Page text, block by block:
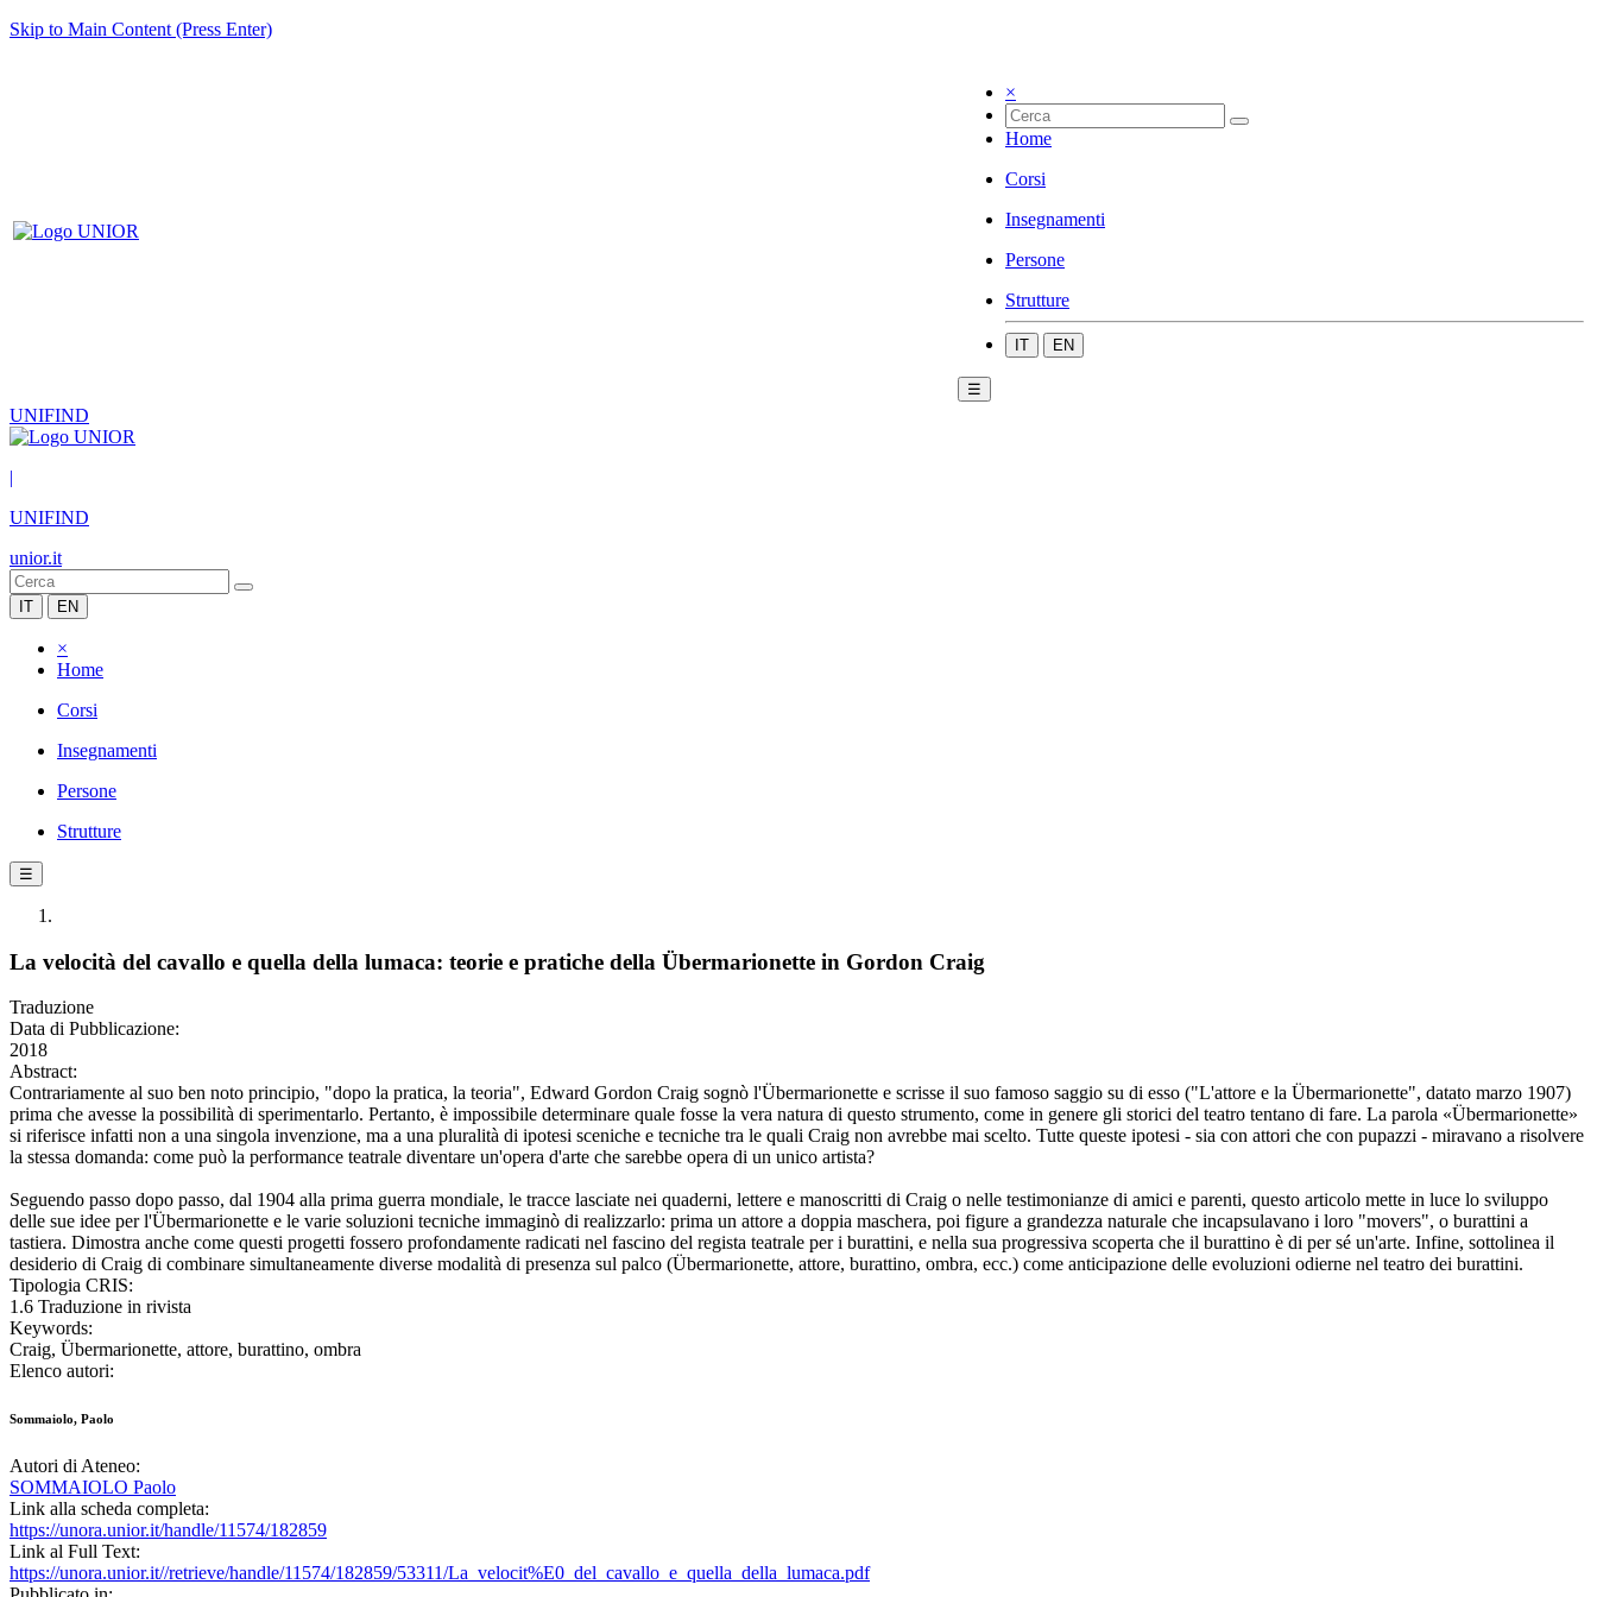
Skip to Main Content (Press Enter)
×
Home
Corsi
Insegnamenti
Persone
Strutture
IT EN
☰
UNIFIND
|
UNIFIND
unior.it
IT EN
×
Home
Corsi
Insegnamenti
Persone
Strutture
☰
La velocità del cavallo e quella della lumaca: teorie e pratiche della Übermarionette in Gordon Craig
Traduzione
Data di Pubblicazione:
2018
Abstract:
Contrariamente al suo ben noto principio, "dopo la pratica, la teoria", Edward Gordon Craig sognò l'Übermarionette e scrisse il suo famoso saggio su di esso ("L'attore e la Übermarionette", datato marzo 1907)
prima che avesse la possibilità di sperimentarlo. Pertanto, è impossibile determinare quale fosse la vera natura di questo strumento, come in genere gli storici del teatro tentano di fare. La parola «Übermarionette»
si riferisce infatti non a una singola invenzione, ma a una pluralità di ipotesi sceniche e tecniche tra le quali Craig non avrebbe mai scelto. Tutte queste ipotesi - sia con attori che con pupazzi - miravano a risolvere
la stessa domanda: come può la performance teatrale diventare un'opera d'arte che sarebbe opera di un unico artista?
Seguendo passo dopo passo, dal 1904 alla prima guerra mondiale, le tracce lasciate nei quaderni, lettere e manoscritti di Craig o nelle testimonianze di amici e parenti, questo articolo mette in luce lo sviluppo
delle sue idee per l'Übermarionette e le varie soluzioni tecniche immaginò di realizzarlo: prima un attore a doppia maschera, poi figure a grandezza naturale che incapsulavano i loro "movers", o burattini a
tastiera. Dimostra anche come questi progetti fossero profondamente radicati nel fascino del regista teatrale per i burattini, e nella sua progressiva scoperta che il burattino è di per sé un'arte. Infine, sottolinea il
desiderio di Craig di combinare simultaneamente diverse modalità di presenza sul palco (Übermarionette, attore, burattino, ombra, ecc.) come anticipazione delle evoluzioni odierne nel teatro dei burattini.
Tipologia CRIS:
1.6 Traduzione in rivista
Keywords:
Craig, Übermarionette, attore, burattino, ombra
Elenco autori:
Sommaiolo, Paolo
Autori di Ateneo:
SOMMAIOLO Paolo
Link alla scheda completa:
https://unora.unior.it/handle/11574/182859
Link al Full Text:
https://unora.unior.it//retrieve/handle/11574/182859/53311/La_velocit%E0_del_cavallo_e_quella_della_lumaca.pdf